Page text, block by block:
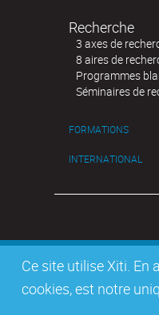
Ce site utilise Xiti. En
cookies, est notre
Recherche
3 axes de
8 aires de
Programmes
Séminaires de
FORMATIONS
INTERNATIONAL